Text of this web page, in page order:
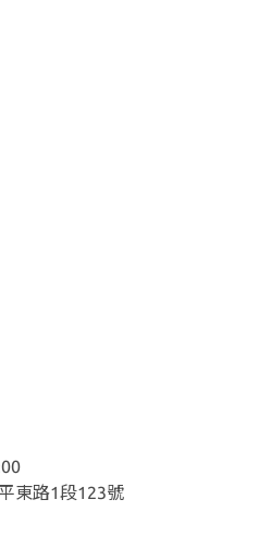
東路1段123號